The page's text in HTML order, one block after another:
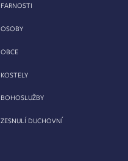
FARNOSTI
OSOBY
OBCE
KOSTELY
BOHOSLUŽBY
ZESNULÍ DUCHOVNÍ